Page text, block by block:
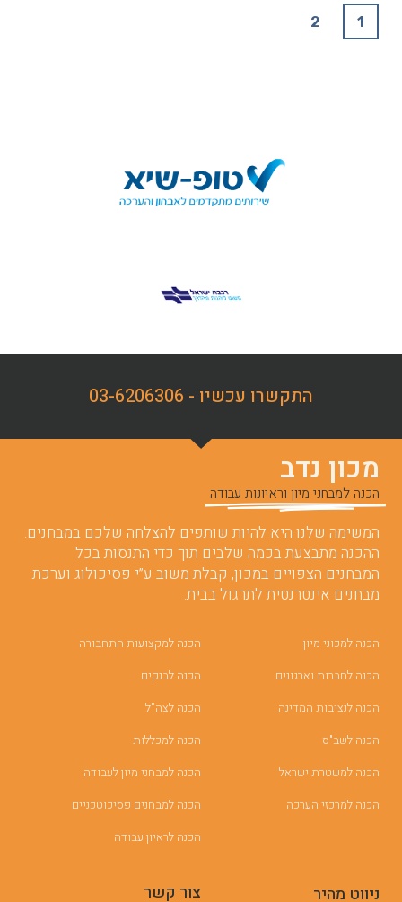
1
2
התקשרו עכשיו - 03-6206306
מכון נדב
הכנה למבחני מיון וראיונות עבודה
המשימה שלנו היא להיות שותפים להצלחה שלכם במבחנים.
ההכנה מתבצעת בכמה שלבים תוך כדי התנסות בכל
המבחנים הצפויים במכון, קבלת משוב ע”י פסיכולוג וערכת
מבחנים אינטרנטית לתרגול בבית.
הכנה למכוני מיון
הכנה לחברות וארגונים
הכנה לנציבות המדינה
הכנה לשב"ס
הכנה למשטרת ישראל
הכנה למרכזי הערכה
הכנה למקצועות התחבורה
הכנה לבנקים
הכנה לצה”ל
הכנה למכללות
הכנה למבחני מיון לעבודה
הכנה למבחנים פסיכוטכניים
הכנה לראיון עבודה
ניווט מהיר צור קשר